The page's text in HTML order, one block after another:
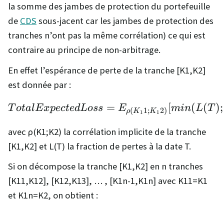
la somme des jambes de protection du portefeuille
de CDS sous-jacent car les jambes de protection des
tranches n’ont pas la même corrélation) ce qui est
contraire au principe de non-arbitrage.
En effet l’espérance de perte de la tranche [K1,K2]
est donnée par :
T otalExpectedLoss = Eρ(K 1 1;K 12) [min(L(T );
avec ρ(K1;K2) la corrélation implicite de la tranche
[K1,K2] et L(T) la fraction de pertes à la date T.
Si on décompose la tranche [K1,K2] en n tranches
[K11,K12], [K12,K13], … , [K1n-1,K1n] avec K11=K1
et K1n=K2, on obtient :